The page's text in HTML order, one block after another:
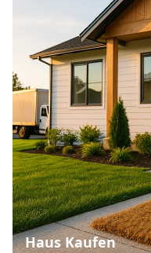
Haus Kaufen